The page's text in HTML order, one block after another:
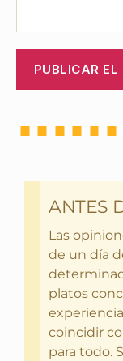
ANTES
Las
de un día
platos
coincidir
para todo.